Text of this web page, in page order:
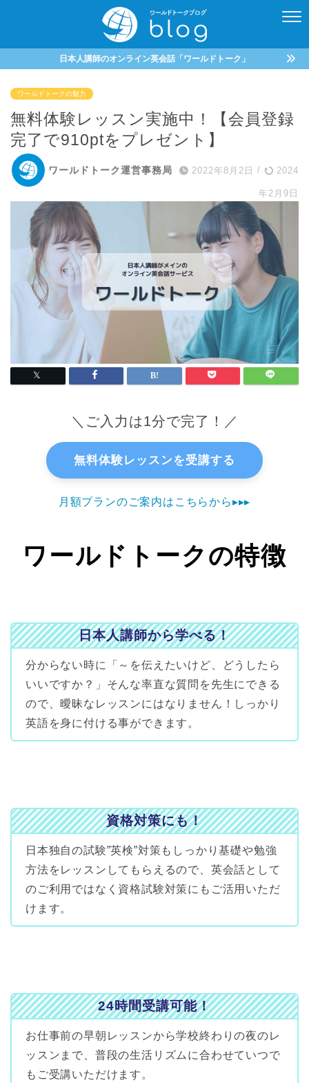
日本人講師のオンライン英会話「ワールドトーク」
ワールドトークの魅力
無料体験レッスン実施中！【会員登録
完了で910ptをプレゼント】
ワールドトーク運営事務局 2022年8月2日 / 2024
年2月9日
＼ご入力は1分で完了！／
無料体験レッスンを受講する
月額プランのご案内はこちらから▸▸▸
ワールドトークの特徴
日本人講師から学べる！
分からない時に「～を伝えたいけど、どうしたら
いいですか？」そんな率直な質問を先生にできる
ので、曖昧なレッスンにはなりません！しっかり
英語を身に付ける事ができます。
資格対策にも！
日本独自の試験”英検”対策もしっかり基礎や勉強
方法をレッスンしてもらえるので、英会話として
のご利用ではなく資格試験対策にもご活用いただ
けます。
24時間受講可能！
お仕事前の早朝レッスンから学校終わりの夜のレ
ッスンまで、普段の生活リズムに合わせていつで
もご受講いただけます。